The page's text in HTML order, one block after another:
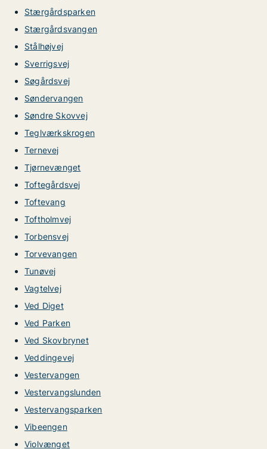
Stærgårdsparken
Stærgårdsvangen
Stålhøjvej
Sverrigsvej
Søgårdsvej
Søndervangen
Søndre Skovvej
Teglværkskrogen
Ternevej
Tjørnevænget
Toftegårdsvej
Toftevang
Toftholmvej
Torbensvej
Torvevangen
Tunøvej
Vagtelvej
Ved Diget
Ved Parken
Ved Skovbrynet
Veddingevej
Vestervangen
Vestervangslunden
Vestervangsparken
Vibeengen
Violvænget